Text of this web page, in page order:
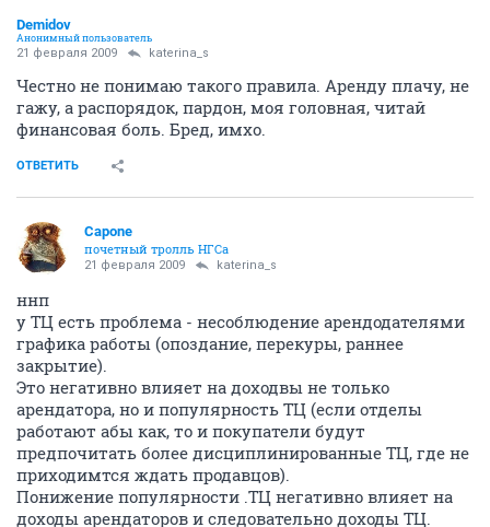
Demidov
Анонимный пользователь
21 февраля 2009 katerina_s
Честно не понимаю такого правила. Аренду плачу, не
гажу, а распорядок, пардон, моя головная, читай
финансовая боль. Бред, имхо.
ОТВЕТИТЬ
Capone
почетный тролль НГСа
21 февраля 2009 katerina_s
ннп
у ТЦ есть проблема - несоблюдение арендодателями
графика работы (опоздание, перекуры, раннее
закрытие).
Это негативно влияет на доходвы не только
арендатора, но и популярность ТЦ (если отделы
работают абы как, то и покупатели будут
предпочитать более дисциплинированные ТЦ, где не
приходимтся ждать продавцов).
Понижение популярности .ТЦ негативно влияет на
доходы арендаторов и следовательно доходы ТЦ.